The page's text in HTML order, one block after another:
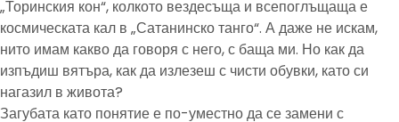
„Торинския кон“, колкото вездесъща и всепоглъщаща е
космическата кал в „Сатанинско танго“. А даже не искам,
нито имам какво да говоря с него, с баща ми. Но как да
изпъдиш вятъра, как да излезеш с чисти обувки, като си
нагазил в живота?
Загубата като понятие е по-уместно да се замени с